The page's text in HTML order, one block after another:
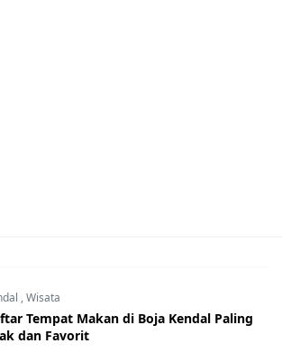
,Wisata
Tempat Makan di Boja Kendal Paling
dan Favorit